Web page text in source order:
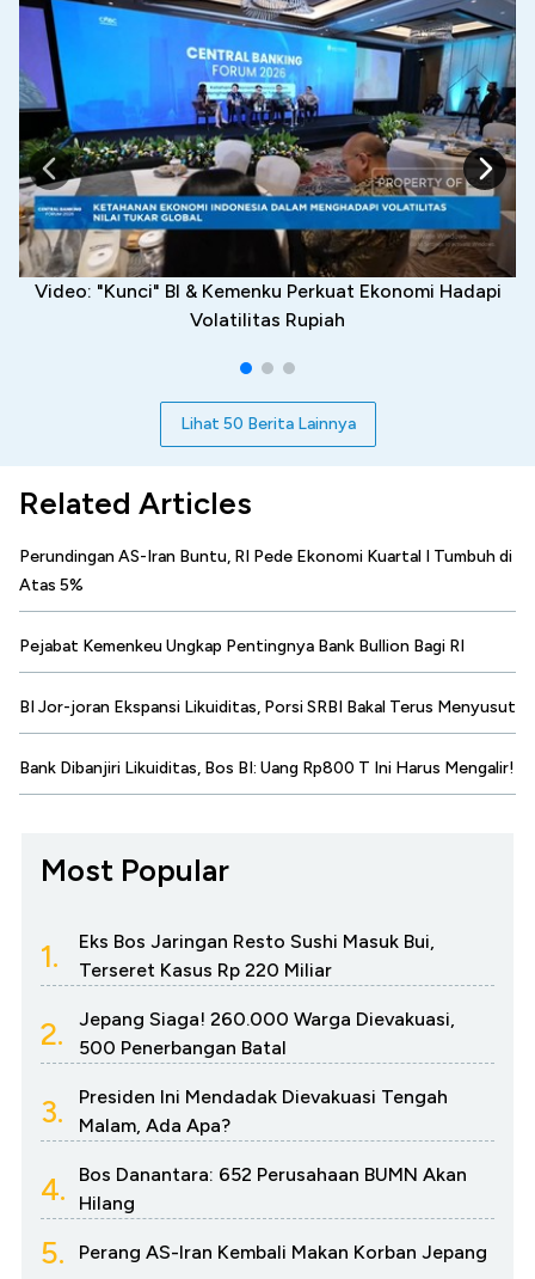
Video: "Kunci" BI & Kemenku Perkuat Ekonomi Hadapi
Volatilitas Rupiah
Lihat 50 Berita Lainnya
Related Articles
Perundingan AS-Iran Buntu, RI Pede Ekonomi Kuartal I Tumbuh di
Atas 5%
Pejabat Kemenkeu Ungkap Pentingnya Bank Bullion Bagi RI
BI Jor-joran Ekspansi Likuiditas, Porsi SRBI Bakal Terus Menyusut
Bank Dibanjiri Likuiditas, Bos BI: Uang Rp800 T Ini Harus Mengalir!
Most Popular
1.
Eks Bos Jaringan Resto Sushi Masuk Bui,
Terseret Kasus Rp 220 Miliar
2.
Jepang Siaga! 260.000 Warga Dievakuasi,
500 Penerbangan Batal
3.
Presiden Ini Mendadak Dievakuasi Tengah
Malam, Ada Apa?
4.
Bos Danantara: 652 Perusahaan BUMN Akan
Hilang
5. Perang AS-Iran Kembali Makan Korban Jepang